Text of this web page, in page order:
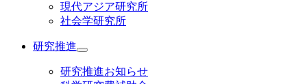
現代アジア研究所
社会学研究所
研究推進
研究推進お知らせ